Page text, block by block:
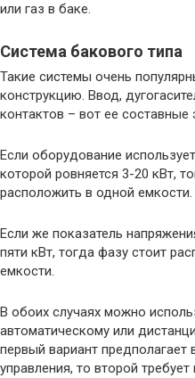
или газ в баке.
Система бакового типа
Такие системы очень
конструкцию. Ввод,
контактов – вот ее составные
Если оборудование
которой ровняется 3-20 кВт,
расположить в одной емкости.
Если же показатель
пяти кВт, тогда фазу стоит
емкости.
В обоих случаях можно
автоматическому или
первый вариант предполагает
управления, то второй